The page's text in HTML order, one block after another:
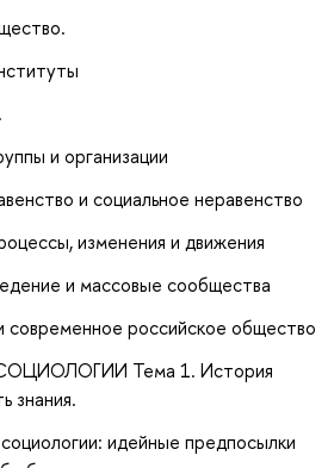
и организации
и социальное неравенство
изменения и движения
и массовые сообщества
современное российское общество
Тема 1. История
знания.
идейные предпосылки